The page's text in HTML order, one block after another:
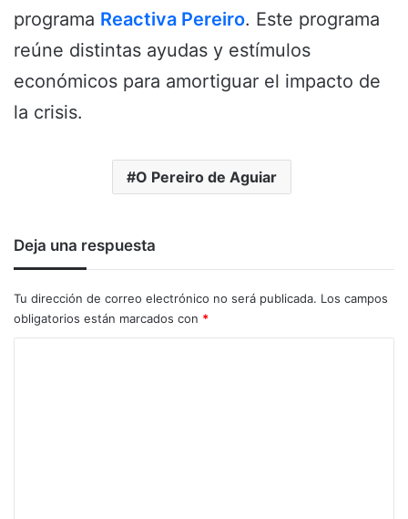
programa Reactiva Pereiro. Este programa
reúne distintas ayudas y estímulos
económicos para amortiguar el impacto de
la crisis.
O Pereiro de Aguiar
Deja una respuesta
Tu dirección de correo electrónico no será publicada. Los campos
obligatorios están marcados con *